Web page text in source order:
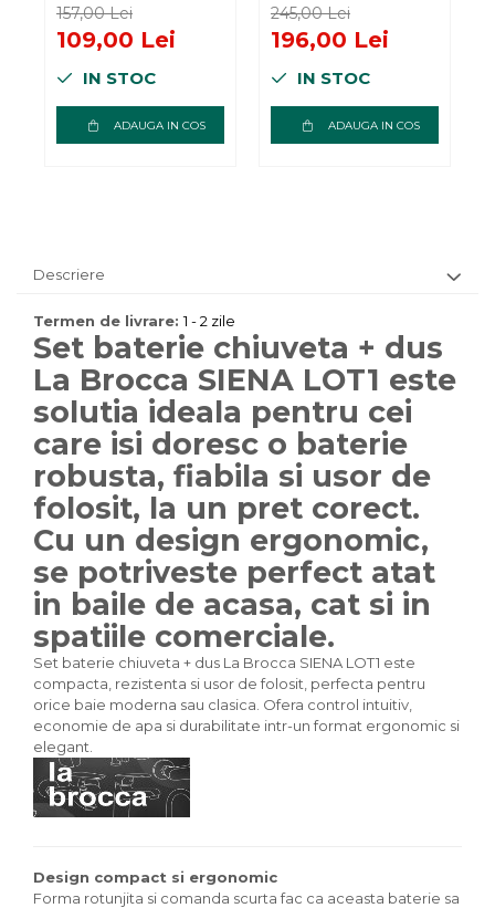
Monocomanda,
Racorduri
incluse,
Economie de
apa, Silentioasa,
Usor de curatat si
instalat, alama
157,00 Lei
109,00 Lei
IN STOC
ADAUGA IN COS
245,00 Lei
196,00 Lei
IN STOC
ADAUGA IN COS
Descriere
Termen de livrare:1 - 2 zile
Set baterie chiuveta + dus
La Brocca SIENA LOT1 este
solutia ideala pentru cei
care isi doresc o baterie
robusta, fiabila si usor de
folosit, la un pret corect.
Cu un design ergonomic,
se potriveste perfect atat
in baile de acasa, cat si in
spatiile comerciale.
Set baterie chiuveta + dus La Brocca SIENA LOT1 este
compacta, rezistenta si usor de folosit, perfecta pentru
orice baie moderna sau clasica. Ofera control intuitiv,
economie de apa si durabilitate intr-un format ergonomic si
elegant.
Design compact si ergonomic
Forma rotunjita si comanda scurta fac ca aceasta baterie sa